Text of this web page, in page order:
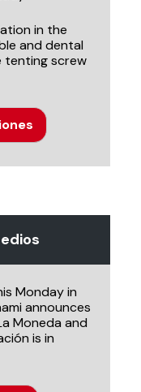
in the
and dental
tenting screw
Monday in
announces
Moneda and
is in